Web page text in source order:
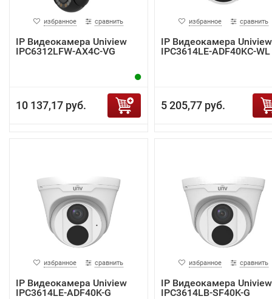
избранное сравнить
IP Видеокамера Uniview
IPC6312LFW-AX4C-VG
10 137,17 руб.
избранное сравнить
IP Видеокамера Uniview
IPC3614LE-ADF40KC-WL
5 205,77 руб.
избранное сравнить
IP Видеокамера Uniview
IPC3614LE-ADF40K-G
избранное сравнить
IP Видеокамера Uniview
IPC3614LB-SF40K-G